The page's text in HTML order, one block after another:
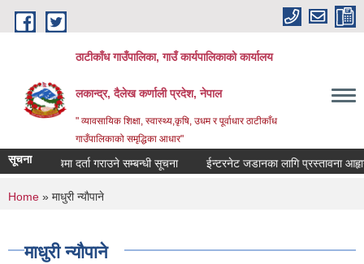
Skip to main content
ठाटीकाँध गाउँपालिका, गाउँ कार्यपालिकाको कार्यालय
लकान्द्र, दैलेख कर्णाली प्रदेश, नेपाल
" व्यावसायिक शिक्षा, स्वास्थ्य,कृषि, उधम र पूर्वाधार ठाटीकाँध
गाउँपालिकाको समृद्धिका आधार"
सूचना
मौजुदा सूचिमा दर्ता गराउने सम्बन्धी सूचना ईन्टरनेट जडानका लागि प्रस्तावना
You are here
Home » माधुरी न्याैपाने
माधुरी न्याैपाने